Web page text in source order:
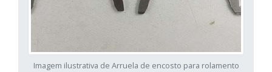
Imagem ilustrativa de Arruela de encosto para rolamento